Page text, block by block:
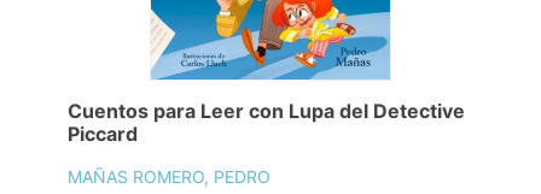
Cuentos para Leer con Lupa del Detective
Piccard
MAÑAS ROMERO, PEDRO